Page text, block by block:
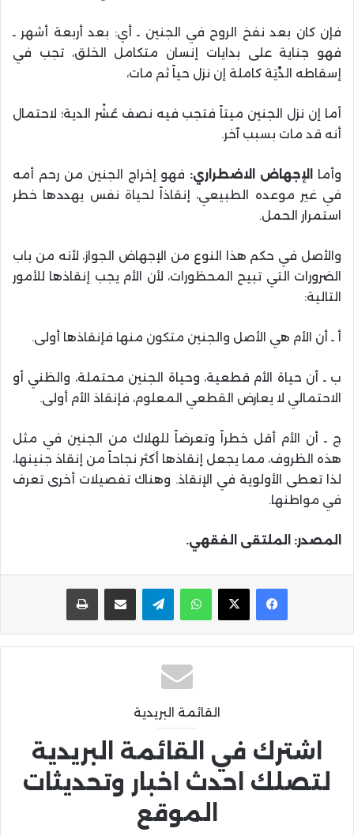
فإن كان بعد نفخ الروح في الجنين ـ أي: بعد أربعة أشهر ـ
فهو جناية على بدايات إنسان متكامل الخلق، تجب في
إسقاطه الدِّيَة كاملة إن نزل حياً ثم مات،
أما إن نزل الجنين ميتاً فتجب فيه نصف عُشْر الدية؛ لاحتمال
أنه قد مات بسبب آخر.
وأما الإجهاض الاضطراري: فهو إخراج الجنين من رحم أمه
في غير موعده الطبيعي، إنقاذاً لحياة نفس يهددها خطر
استمرار الحمل.
والأصل في حكم هذا النوع من الإجهاض الجواز، لأنه من باب
الضرورات التي تبيح المحظورات، لأن الأم يجب إنقاذها للأمور
التالية:
أ ـ أن الأم هي الأصل والجنين متكون منها فإنقاذها أولى.
ب ـ أن حياة الأم قطعية، وحياة الجنين محتملة، والظني أو
الاحتمالي لا يعارض القطعي المعلوم، فإنقاذ الأم أولى.
ج ـ أن الأم أقل خطراً وتعرضاً للهلاك من الجنين في مثل
هذه الظروف، مما يجعل إنقاذها أكثر نجاحاً من إنقاذ جنينها،
لذا تعطى الأولوية في الإنقاذ. وهناك تفصيلات أخرى تعرف
في مواطنها.
المصدر: الملتقى الفقهي.
واتساب تيلقرام مشاركة عبر البريد
القائمة البريدية
اشترك في القائمة البريدية
لتصلك احدث اخبار وتحديثات
الموقع